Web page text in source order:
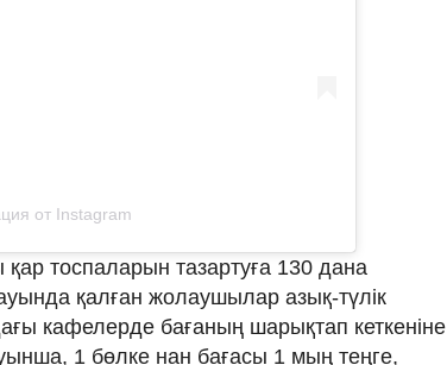
от Instagram
тоспаларын тазартуға 130 дана
қалған жолаушылар азық-түлік
кафелерде бағаның шарықтап кеткеніне
1 бөлке нан бағасы 1 мың теңге,